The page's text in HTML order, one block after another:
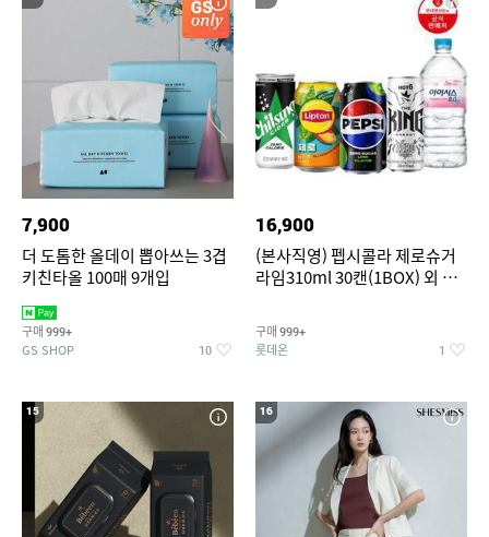
7,900
더 도톰한 올데이 뽑아쓰는 3겹
키친타올 100매 9개입
구매 999+
GS SHOP 10
16,900
(본사직영) 펩시콜라 제로슈거
라임310ml 30캔(1BOX) 외 롯
구매 999+
롯데온 1
15 16